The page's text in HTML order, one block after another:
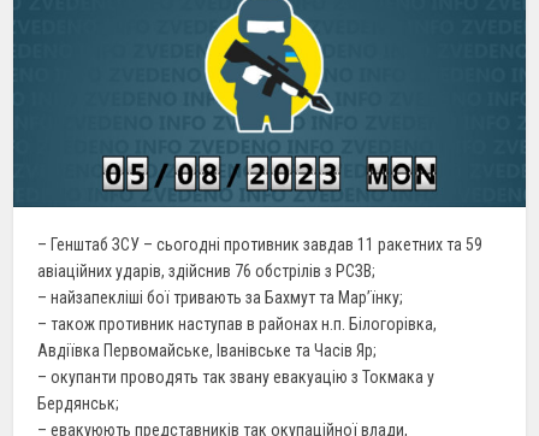
– Генштаб ЗСУ – сьогодні противник завдав 11 ракетних та 59
авіаційних ударів, здійснив 76 обстрілів з РСЗВ;
– найзапекліші бої тривають за Бахмут та Мар’їнку;
– також противник наступав в районах н.п. Білогорівка,
Авдіївка Первомайське, Іванівське та Часів Яр;
– окупанти проводять так звану евакуацію з Токмака у
Бердянськ;
– евакуюють представників так окупаційної влади,